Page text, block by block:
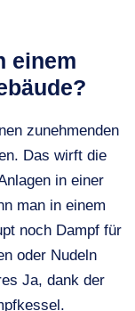
einem
zunehmenden
Das wirft die
in einer
man in einem
noch Dampf für
oder Nudeln
Ja, dank der